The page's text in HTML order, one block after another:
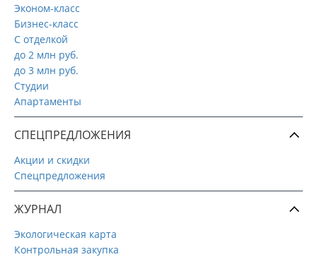
Эконом-класс
Бизнес-класс
С отделкой
до 2 млн руб.
до 3 млн руб.
Студии
Апартаменты
СПЕЦПРЕДЛОЖЕНИЯ
Акции и скидки
Спецпредложения
ЖУРНАЛ
Экологическая карта
Контрольная закупка